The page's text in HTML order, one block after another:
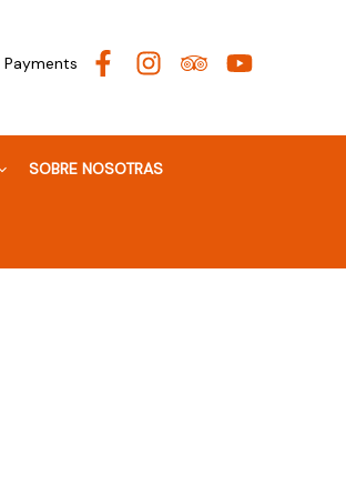
Payments
SOBRE NOSOTRAS